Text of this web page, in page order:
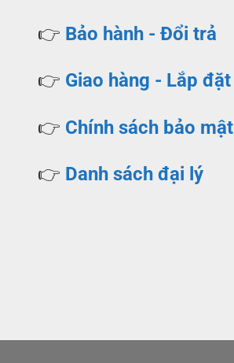
👉 Bảo hành - Đổi trả
👉 Giao hàng - Lắp đặt
👉 Chính sách bảo mật
👉 Danh sách đại lý